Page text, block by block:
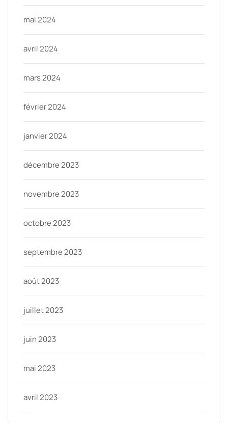
mai 2024
avril 2024
mars 2024
février 2024
janvier 2024
décembre 2023
novembre 2023
octobre 2023
septembre 2023
août 2023
juillet 2023
juin 2023
mai 2023
avril 2023